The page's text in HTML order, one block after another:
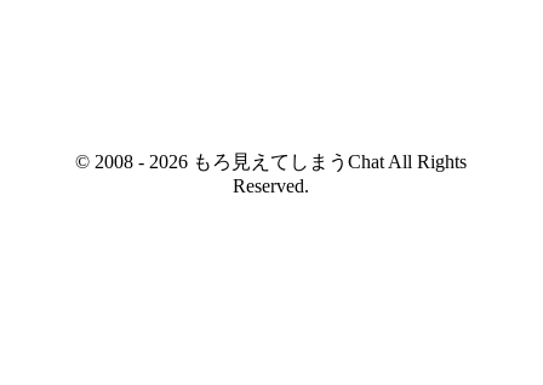
© 2008 - 2026 もろ見えてしまうChat All Rights
Reserved.